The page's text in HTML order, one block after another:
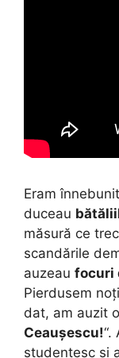
Eram
duceau
măsură ce
scandările
auzeau focuri
Pierdusem
dat, am auzit
Ceaușescu!“.
studențesc și